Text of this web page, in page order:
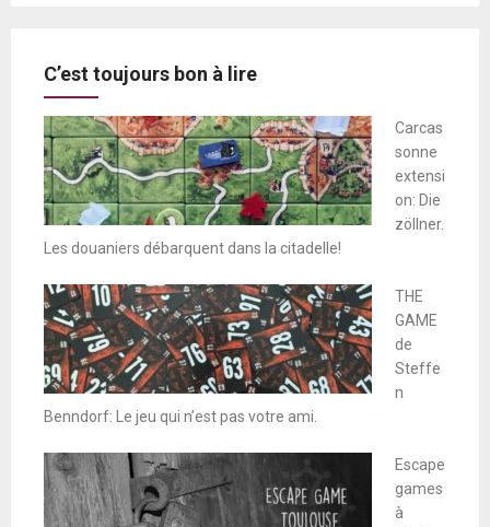
C’est toujours bon à lire
Carcas
sonne
extensi
on: Die
zöllner.
Les douaniers débarquent dans la citadelle!
THE
GAME
de
Steffe
n
Benndorf: Le jeu qui n’est pas votre ami.
Escape
games
à